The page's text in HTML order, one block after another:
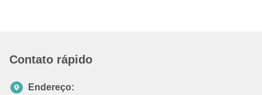
Contato rápido
Endereço: